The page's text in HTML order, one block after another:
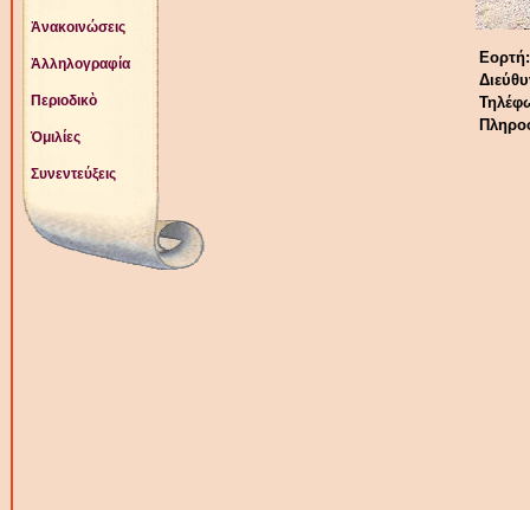
Ἀνακοινώσεις
Ἀλληλογραφία
Περιοδικὸ
Ὁμιλίες
Συνεντεύξεις